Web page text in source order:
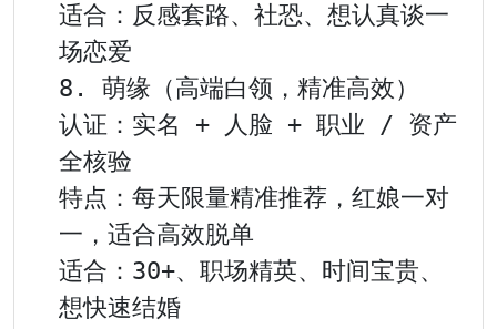
适合：反感套路、社恐、想认真谈一
场恋爱
8. 萌缘（高端白领，精准高效）
认证：实名 + 人脸 + 职业 / 资产
全核验
特点：每天限量精准推荐，红娘一对
一，适合高效脱单
适合：30+、职场精英、时间宝贵、
想快速结婚